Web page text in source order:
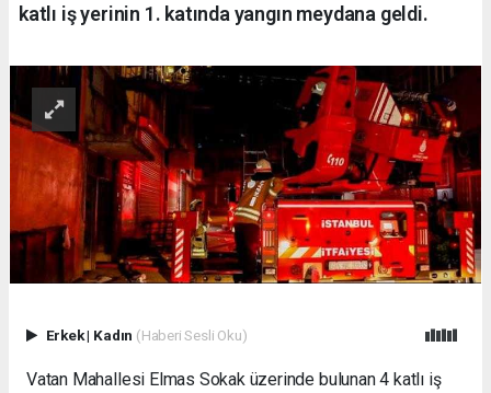
katlı iş yerinin 1. katında yangın meydana geldi.
Erkek| Kadın (Haberi Sesli Oku)
Vatan Mahallesi Elmas Sokak üzerinde bulunan 4 katlı iş